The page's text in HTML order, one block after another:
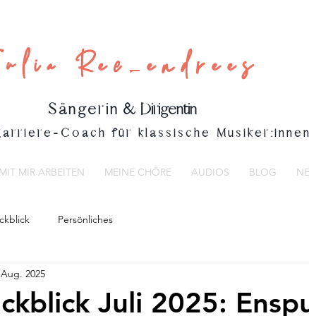
Reckendrees
Sängerin & Dirigentin
Coach für klassische Musiker:innen
Persönliches
Juli 2025:
2025
MIT MIR ARBEITEN MEINE CHÖRE AUDIOS BLOG